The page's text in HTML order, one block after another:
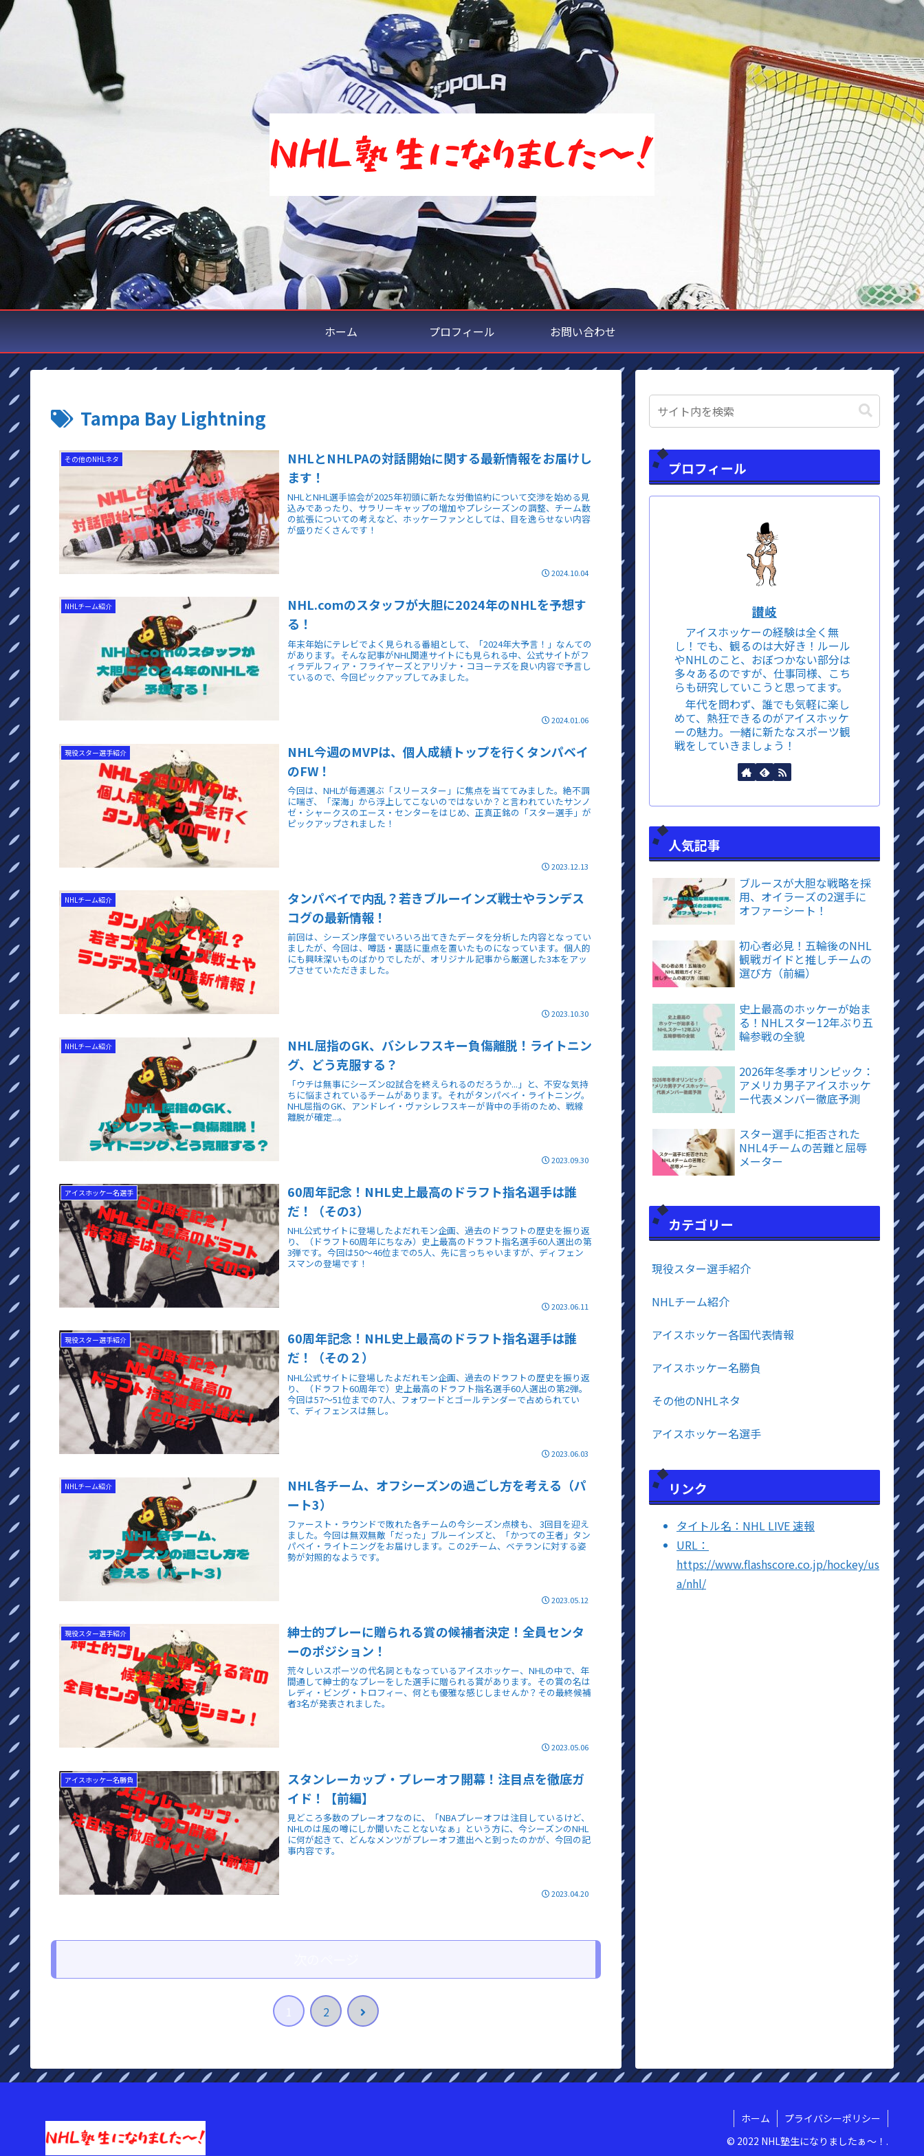
ホーム プロフィール お問い合わせ
Tampa Bay Lightning
その他のNHLネタ
NHLとNHLPAの対話開始に関する最新情報をお届けし
ます！
NHLとNHL選手協会が2025年初頭に新たな労働協約について交渉を始める見
込みであったり、サラリーキャップの増加やプレシーズンの調整、チーム数
の拡張についての考えなど、ホッケーファンとしては、目を逸らせない内容
が盛りだくさんです！
2024.10.04
NHLチーム紹介
NHL.comのスタッフが大胆に2024年のNHLを予想す
る！
年末年始にテレビでよく見られる番組として、「2024年大予言！」なんての
があります。そんな記事がNHL関連サイトにも見られる中、公式サイトがフ
ィラデルフィア・フライヤーズとアリゾナ・コヨーテズを良い内容で予言し
ているので、今回ピックアップしてみました。
2024.01.06
現役スター選手紹介
NHL今週のMVPは、個人成績トップを行くタンパベイ
のFW！
今回は、NHLが毎週選ぶ「スリースター」に焦点を当ててみました。絶不調
に喘ぎ、「深海」から浮上してこないのではないか？と言われていたサンノ
ゼ・シャークスのエース・センターをはじめ、正真正銘の「スター選手」が
ピックアップされました！
2023.12.13
NHLチーム紹介
タンパベイで内乱？若きブルーインズ戦士やランデス
コグの最新情報！
前回は、シーズン序盤でいろいろ出てきたデータを分析した内容となってい
ましたが、今回は、噂話・裏話に重点を置いたものになっています。個人的
にも興味深いものばかりでしたが、オリジナル記事から厳選した3本をアッ
プさせていただきました。
2023.10.30
NHLチーム紹介
NHL屈指のGK、バシレフスキー負傷離脱！ライトニン
グ、どう克服する？
「ウチは無事にシーズン82試合を終えられるのだろうか...」と、不安な気持
ちに悩まされているチームがあります。それがタンパベイ・ライトニング。
NHL屈指のGK、アンドレイ・ヴァシレフスキーが背中の手術のため、戦線
離脱が確定...。
2023.09.30
アイスホッケー名選手
60周年記念！NHL史上最高のドラフト指名選手は誰
だ！（その3）
NHL公式サイトに登場したよだれモン企画、過去のドラフトの歴史を振り返
り、（ドラフト60周年にちなみ）史上最高のドラフト指名選手60人選出の第
3弾です。今回は50～46位までの5人、先に言っちゃいますが、ディフェン
スマンの登場です！
2023.06.11
現役スター選手紹介
60周年記念！NHL史上最高のドラフト指名選手は誰
だ！（その２）
NHL公式サイトに登場したよだれモン企画、過去のドラフトの歴史を振り返
り、（ドラフト60周年で）史上最高のドラフト指名選手60人選出の第2弾。
今回は57〜51位までの7人、フォワードとゴールテンダーで占められてい
て、ディフェンスは無し。
2023.06.03
NHLチーム紹介
NHL各チーム、オフシーズンの過ごし方を考える（パ
ート3）
ファースト・ラウンドで敗れた各チームの今シーズン点検も、 3回目を迎え
ました。今回は無双無敵「だった」ブルーインズと、「かつての王者」タン
パベイ・ライトニングをお届けします。この2チーム、ベテランに対する姿
勢が対照的なようです。
2023.05.12
現役スター選手紹介
紳士的プレーに贈られる賞の候補者決定！全員センタ
ーのポジション！
荒々しいスポーツの代名詞ともなっているアイスホッケー、NHLの中で、年
間通して紳士的なプレーをした選手に贈られる賞があります。その賞の名は
レディ・ビング・トロフィー、何とも優雅な感じしませんか？その最終候補
者3名が発表されました。
2023.05.06
アイスホッケー名勝負
スタンレーカップ・プレーオフ開幕！注目点を徹底ガ
イド！【前編】
見どころ多数のプレーオフなのに、「NBAプレーオフは注目しているけど、
NHLのは風の噂にしか聞いたことないなぁ」という方に、今シーズンのNHL
に何が起きて、どんなメンツがプレーオフ進出へと到ったのかが、今回の記
事内容です。
2023.04.20
2
次
プロフィール
讃岐
アイスホッケーの経験は全く無
し！でも、観るのは大好き！ルール
やNHLのこと、おぼつかない部分は
多々あるのですが、仕事同様、こち
らも研究していこうと思ってます。
年代を問わず、誰でも気軽に楽し
めて、熱狂できるのがアイスホッケ
ーの魅力。一緒に新たなスポーツ観
戦をしていきましょう！
人気記事
ブルースが大胆な戦略を採
用、オイラーズの2選手に
オファーシート！
初心者必見！五輪後のNHL
観戦ガイドと推しチームの
選び方（前編）
史上最高のホッケーが始ま
る！NHLスター12年ぶり五
輪参戦の全貌
2026年冬季オリンピック：
アメリカ男子アイスホッケ
ー代表メンバー徹底予測
スター選手に拒否された
NHL4チームの苦難と屈辱
メーター
カテゴリー
現役スター選手紹介
NHLチーム紹介
アイスホッケー各国代表情報
アイスホッケー名勝負
その他のNHLネタ
アイスホッケー名選手
リンク
タイトル名：NHL LIVE 速報
URL：
https://www.flashscore.co.jp/hockey/us
a/nhl/
ホーム
プライバシーポリシー
© 2022 NHL塾生になりましたぁ〜！.